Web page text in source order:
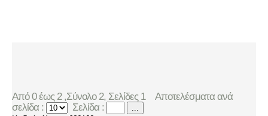
Από 0 έως 2 ,Σύνολο 2, Σελίδες 1
Αποτελέσματα ανά
σελίδα :
Σελίδα : ...